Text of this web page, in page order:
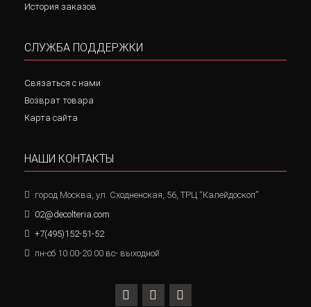
История заказов
СЛУЖБА ПОДДЕРЖКИ
Связаться с нами
Возврат товара
Карта сайта
НАШИ КОНТАКТЫ
город Москва, ул. Сходненская, 56, ТРЦ “Калейдоскоп”
02@decolteria.com
+7(495)152-51-52
пн-сб 10.00-20.00 вс- выходной